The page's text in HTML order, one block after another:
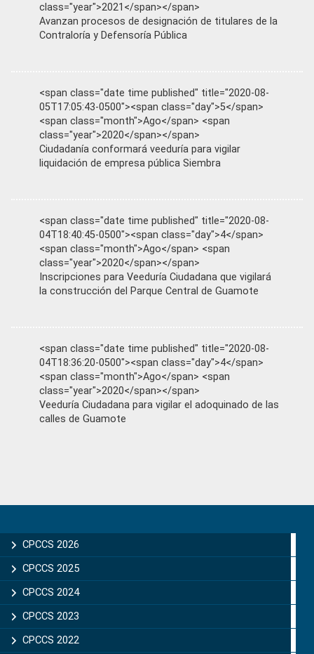
class="year">2021</span></span>
Avanzan procesos de designación de titulares de la
Contraloría y Defensoría Pública
<span class="date time published" title="2020-08-
05T17:05:43-0500"><span class="day">5</span>
<span class="month">Ago</span> <span
class="year">2020</span></span>
Ciudadanía conformará veeduría para vigilar
liquidación de empresa pública Siembra
<span class="date time published" title="2020-08-
04T18:40:45-0500"><span class="day">4</span>
<span class="month">Ago</span> <span
class="year">2020</span></span>
Inscripciones para Veeduría Ciudadana que vigilará
la construcción del Parque Central de Guamote
<span class="date time published" title="2020-08-
04T18:36:20-0500"><span class="day">4</span>
<span class="month">Ago</span> <span
class="year">2020</span></span>
Veeduría Ciudadana para vigilar el adoquinado de las
calles de Guamote
Sidebar
CPCCS 2026
CPCCS 2025
CPCCS 2024
CPCCS 2023
CPCCS 2022